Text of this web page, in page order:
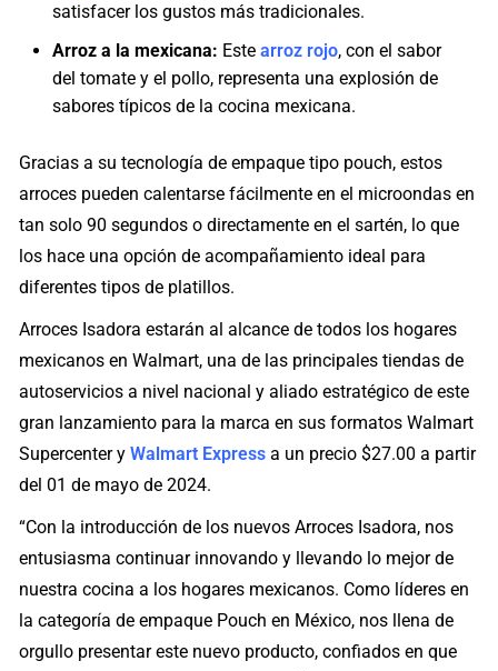
satisfacer los gustos más tradicionales.
Arroz a la mexicana: Estearroz rojo, con el sabor
del tomate y el pollo, representa una explosión de
sabores típicos de la cocina mexicana.
Gracias a su tecnología de empaque tipo pouch, estos
arroces pueden calentarse fácilmente en el microondas en
tan solo 90 segundos o directamente en el sartén, lo que
los hace una opción de acompañamiento ideal para
diferentes tipos de platillos.
Arroces Isadora estarán al alcance de todos los hogares
mexicanos en Walmart, una de las principales tiendas de
autoservicios a nivel nacional y aliado estratégico de este
gran lanzamiento para la marca en sus formatos Walmart
Supercenter yWalmart Express a un precio $27.00 a partir
del 01 de mayo de 2024.
“Con la introducción de los nuevos Arroces Isadora, nos
entusiasma continuar innovando y llevando lo mejor de
nuestra cocina a los hogares mexicanos. Como líderes en
la categoría de empaque Pouch en México, nos llena de
orgullo presentar este nuevo producto, confiados en que